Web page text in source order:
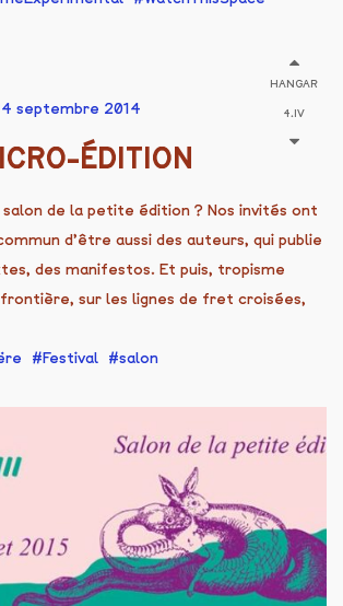
septembre 2014
HANGAR
4.IV
ÉDITION
de la petite édition ? Nos invités ont
d’être aussi des auteurs, qui publie
des manifestos. Et puis, tropisme
frontière, sur les lignes de fret croisées,
Festival salon